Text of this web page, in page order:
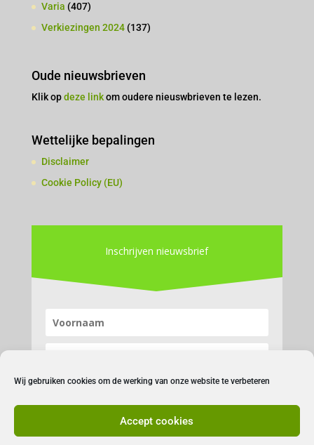
Wij gebruiken cookies om de werking van onze website te verbeteren
Accept cookies
Varia (407)
Verkiezingen 2024(137)
Oude nieuwsbrieven
Klik opdeze linkom oudere nieuswbrieven te lezen.
Wettelijke bepalingen
Disclaimer
Cookie Policy (EU)
Inschrijven nieuwsbrief
Inschrijven